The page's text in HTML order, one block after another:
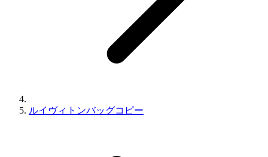
ルイヴィトンバッグコピー